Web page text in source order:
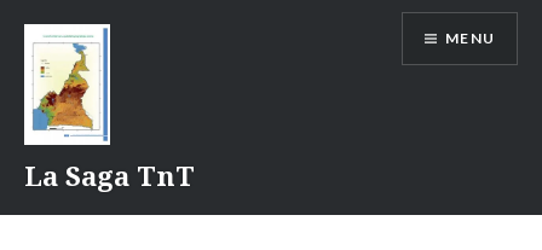
contenu
La Saga TnT
MENU